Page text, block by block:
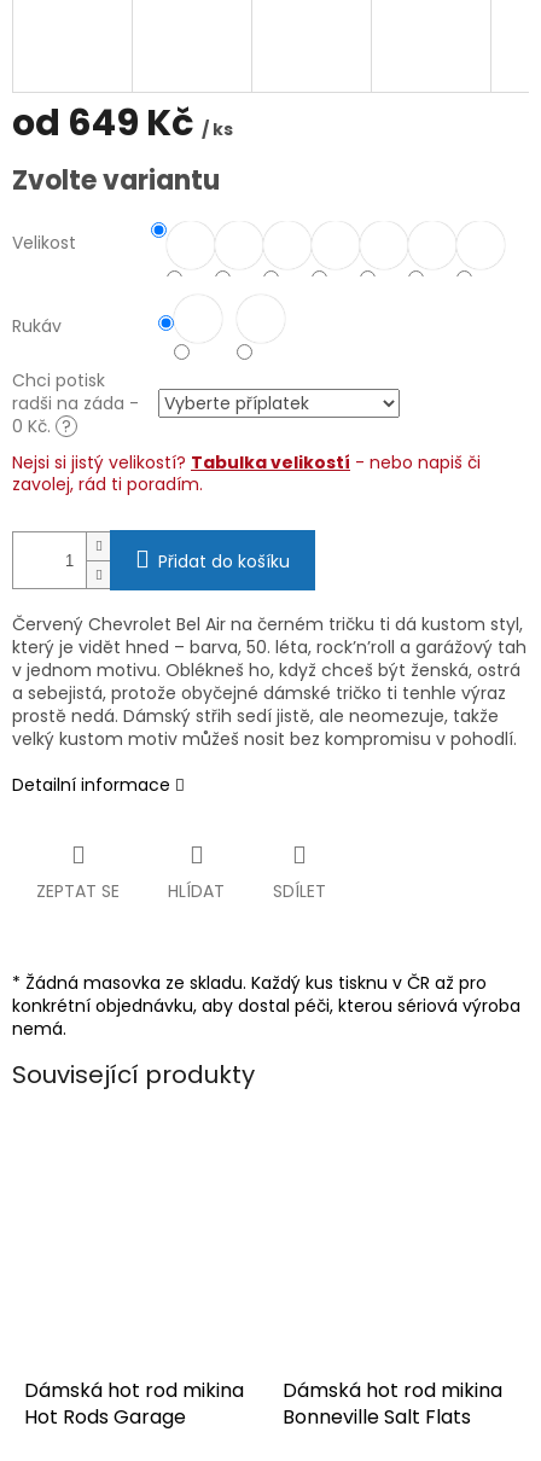
od 649 Kč / ks
Měrná
cena:
Zvolte variantu
Velikost
Rukáv
Chci potisk
radši na záda -
0 Kč. ?
Nejsi si jistý velikostí? Tabulka velikostí - nebo napiš či
zavolej, rád ti poradím.
Přidat do košíku
Červený Chevrolet Bel Air na černém tričku ti dá kustom styl,
který je vidět hned – barva, 50. léta, rock’n’roll a garážový tah
v jednom motivu. Oblékneš ho, když chceš být ženská, ostrá
a sebejistá, protože obyčejné dámské tričko ti tenhle výraz
prostě nedá. Dámský střih sedí jistě, ale neomezuje, takže
velký kustom motiv můžeš nosit bez kompromisu v pohodlí.
Detailní informace
ZEPTAT SE HLÍDAT SDÍLET
* Žádná masovka ze skladu. Každý kus tisknu v ČR až pro
konkrétní objednávku, aby dostal péči, kterou sériová výroba
nemá.
Související produkty
Dámská hot rod mikina
Hot Rods Garage
Dámská hot rod mikina
Bonneville Salt Flats